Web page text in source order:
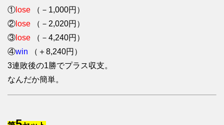
① lose （－1,000円）
② lose （－2,020円）
③ lose （－4,240円）
④win （＋8,240円）
3連敗後の1勝でプラス収支。
なんだか簡単。